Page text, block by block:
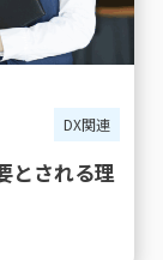
DX関連
とされる理